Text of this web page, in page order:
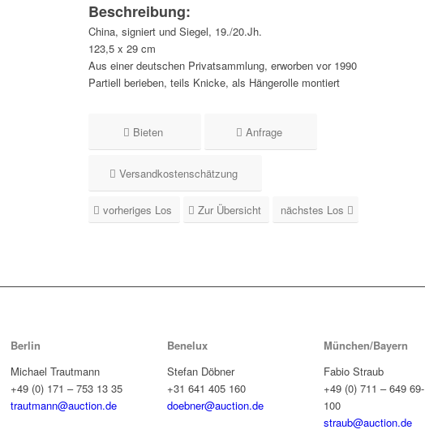
Beschreibung:
China, signiert und Siegel, 19./20.Jh.
123,5 x 29 cm
Aus einer deutschen Privatsammlung, erworben vor 1990
Partiell berieben, teils Knicke, als Hängerolle montiert
Bieten Anfrage
Versandkostenschätzung
vorheriges Los Zur Übersicht nächstes Los
Berlin
Michael Trautmann
+49 (0) 171 – 753 13 35
trautmann@auction.de
Benelux
Stefan Döbner
+31 641 405 160
doebner@auction.de
München/Bayern
Fabio Straub
+49 (0) 711 – 649 69-
100
straub@auction.de